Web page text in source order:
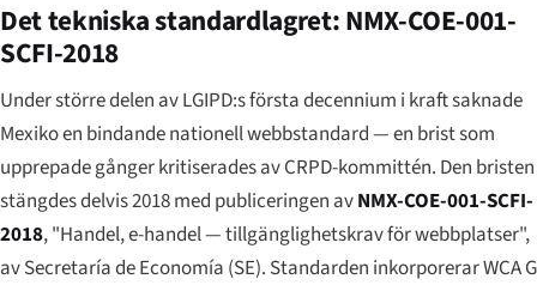
Det tekniska standardlagret: NMX-COE-001-
SCFI-2018
Under större delen av LGIPD:s första decennium i kraft saknade
Mexiko en bindande nationell webbstandard — en brist som
upprepade gånger kritiserades av CRPD-kommittén. Den bristen
stängdes delvis 2018 med publiceringen avNMX-COE-001-SCFI-
2018, "Handel, e-handel — tillgänglighetskrav för webbplatser",
av Secretaría de Economía (SE). Standarden inkorporerar WCA G